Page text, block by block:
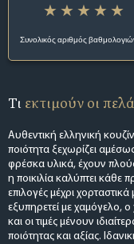
Συνολικός αριθμός
Τι εκτιμούν οι
Αυθεντική ελληνική
ποιότητα ξεχωρίζει
φρέσκα υλικά, έχουν
η ποικιλία καλύπτει κάθε
επιλογές μέχρι
εξυπηρετεί με χαμόγελο,
και οι τιμές μένουν
ποιότητας και αξίας.